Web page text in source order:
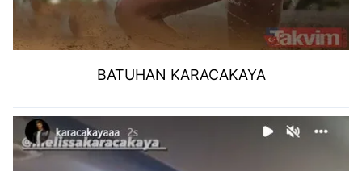
BATUHAN KARACAKAYA